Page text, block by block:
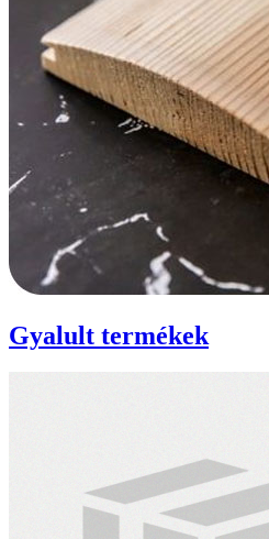
Gyalult termékek